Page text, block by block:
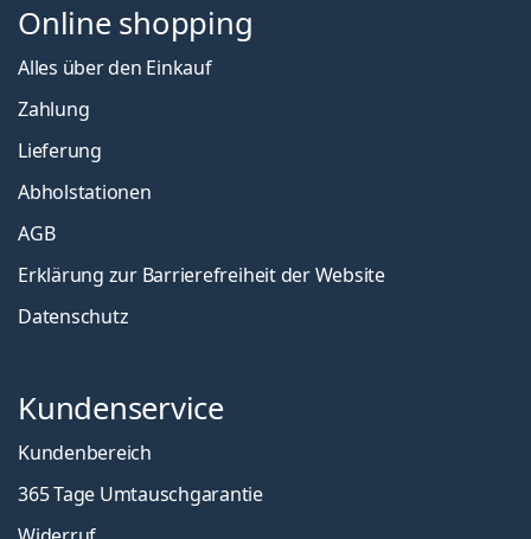
Online shopping
Alles über den Einkauf
Zahlung
Lieferung
Abholstationen
AGB
Erklärung zur Barrierefreiheit der Website
Datenschutz
Kundenservice
Kundenbereich
365 Tage Umtauschgarantie